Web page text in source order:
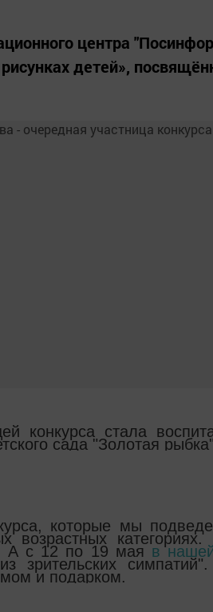
центра
детей»,
конкурса стала
сада "Золотая
которые мы
возраcтных
А с 12 по 19 мая в
зрительских
и подарком.